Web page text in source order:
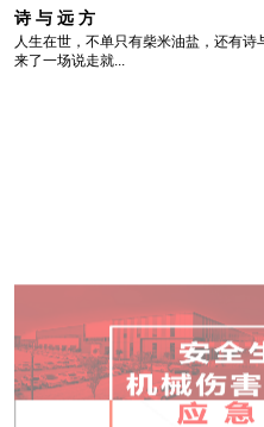
诗 与 远 方
人生在世，不单只有柴米油盐，还有
来了一场说走就...
Time 2023-06-27
安全生产月|江苏倍科开展机械伤
为进一步防范化解安全风险，提高各